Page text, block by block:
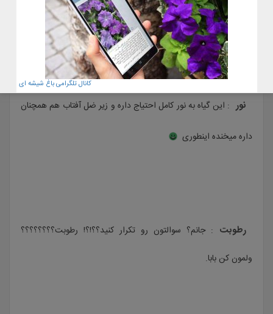
: ترکیب معمولی با زه‌کشی کامل مثلا خاک کاکتوس رو من به
همه واسه این بابا توصیه میکنم.
نور : این گیاه به نور کامل احتیاج داره و زیر ضل آفتاب هم همچنان
داره میخنده اینطوری
رطوبت : جانم؟ سوالتون رو تکرار کنید؟؟!؟! رطوبت؟؟؟؟؟؟؟؟
ولمون کن بابا.
کانال تلگرامی باغ شیشه ای